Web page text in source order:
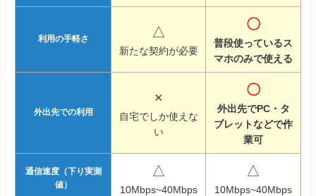
利用の手軽さ △
新たな契約が必要
〇
普段使っているス
マホのみで使える
外出先での利用
×
自宅でしか使えな
い
〇
外出先でPC・タ
ブレットなどで作
業可
通信速度（下り実測
値）
△
10Mbps~40Mbps
△
10Mbps~40Mbps